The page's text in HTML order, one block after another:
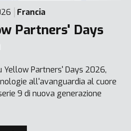
Francia
Partners' Days
Yellow Partners' Days 2026,
all'avanguardia al cuore
9 di nuova generazione